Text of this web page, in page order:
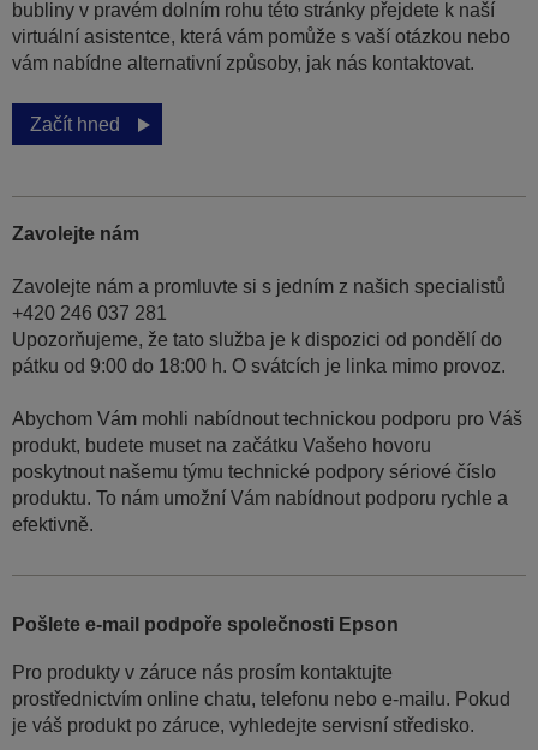
bubliny v pravém dolním rohu této stránky přejdete k naší
virtuální asistentce, která vám pomůže s vaší otázkou nebo
vám nabídne alternativní způsoby, jak nás kontaktovat.
Začít hned
Zavolejte nám
Zavolejte nám a promluvte si s jedním z našich specialistů
+420 246 037 281
Upozorňujeme, že tato služba je k dispozici od pondělí do
pátku od 9:00 do 18:00 h. O svátcích je linka mimo provoz.
Abychom Vám mohli nabídnout technickou podporu pro Váš
produkt, budete muset na začátku Vašeho hovoru
poskytnout našemu týmu technické podpory sériové číslo
produktu. To nám umožní Vám nabídnout podporu rychle a
efektivně.
Pošlete e-mail podpoře společnosti Epson
Pro produkty v záruce nás prosím kontaktujte
prostřednictvím online chatu, telefonu nebo e-mailu. Pokud
je váš produkt po záruce, vyhledejte servisní středisko.